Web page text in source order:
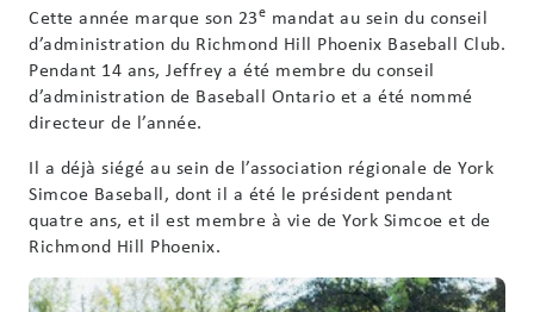
Cette année marque son 23e mandat au sein du conseil
d’administration du Richmond Hill Phoenix Baseball Club.
Pendant 14 ans, Jeffrey a été membre du conseil
d’administration de Baseball Ontario et a été nommé
directeur de l’année.
Il a déjà siégé au sein de l’association régionale de York
Simcoe Baseball, dont il a été le président pendant
quatre ans, et il est membre à vie de York Simcoe et de
Richmond Hill Phoenix.